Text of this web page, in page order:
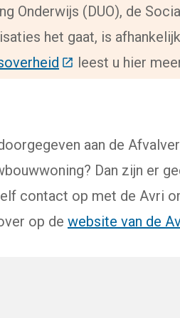
Onderwijs (DUO), de
het gaat, is
(Deze link gaat
leest u hier
aan de
Dan zijn er
contact op met de Avri
op de website van de